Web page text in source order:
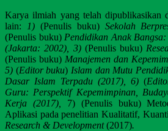
Karya ilmiah yang telah dipublikasikan
lain:
1) (Penulis buku) Sekolah
(Penulis buku) Pendidikan Anak
(Jakarta: 2002), 3) (Penulis buku)
(Penulis buku) Manajemen dan
5) (Editor buku) Islam dan Mutu
Dasar Islam Terpadu (2017), 6) (
Guru: Perspektif Kepemimpinan,
Kerja (2017), 7) (Penulis buku)
Aplikasi pada penelitian Kualitatif,
Research & Development(2017).